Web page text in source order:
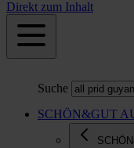
Direkt zum Inhalt
Suche
SCHÖN&GUT